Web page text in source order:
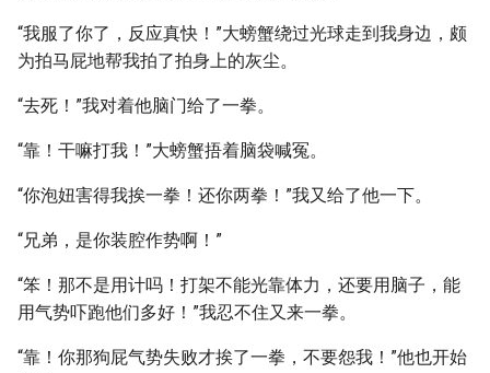
“我服了你了，反应真快！”大螃蟹绕过光球走到我身边，颇
为拍马屁地帮我拍了拍身上的灰尘。
“去死！”我对着他脑门给了一拳。
“靠！干嘛打我！”大螃蟹捂着脑袋喊冤。
“你泡妞害得我挨一拳！还你两拳！”我又给了他一下。
“兄弟，是你装腔作势啊！”
“笨！那不是用计吗！打架不能光靠体力，还要用脑子，能
用气势吓跑他们多好！”我忍不住又来一拳。
“靠！你那狗屁气势失败才挨了一拳，不要怨我！”他也开始